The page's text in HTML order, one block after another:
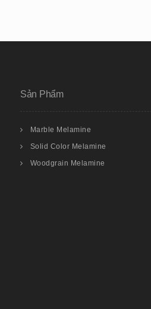
Sản Phẩm
Marble Melamine
Solid Color Melamine
Woodgrain Melamine